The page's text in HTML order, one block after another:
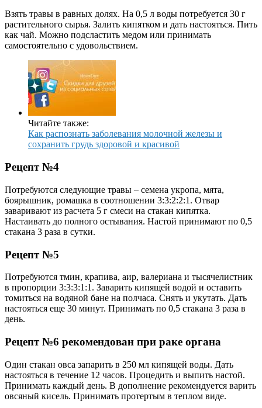
Взять травы в равных долях. На 0,5 л воды потребуется 30 г
растительного сырья. Залить кипятком и дать настояться. Пить
как чай. Можно подсластить медом или принимать
самостоятельно с удовольствием.
Читайте также:
Как распознать заболевания молочной железы и
сохранить грудь здоровой и красивой
Рецепт №4
Потребуются следующие травы – семена укропа, мята,
боярышник, ромашка в соотношении 3:3:2:2:1. Отвар
заваривают из расчета 5 г смеси на стакан кипятка.
Настаивать до полного остывания. Настой принимают по 0,5
стакана 3 раза в сутки.
Рецепт №5
Потребуются тмин, крапива, аир, валериана и тысячелистник
в пропорции 3:3:3:1:1. Заварить кипящей водой и оставить
томиться на водяной бане на полчаса. Снять и укутать. Дать
настояться еще 30 минут. Принимать по 0,5 стакана 3 раза в
день.
Рецепт №6 рекомендован при раке органа
Один стакан овса запарить в 250 мл кипящей воды. Дать
настояться в течение 12 часов. Процедить и выпить настой.
Принимать каждый день. В дополнение рекомендуется варить
овсяный кисель. Принимать протертым в теплом виде.